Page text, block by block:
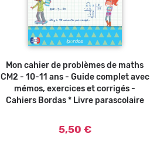
Ajouter au panier
Mon cahier de problèmes de maths
CM2 - 10-11 ans - Guide complet avec
mémos, exercices et corrigés -
Cahiers Bordas * Livre parascolaire
5,50 €